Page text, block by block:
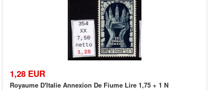
1,28 EUR
Royaume D'Italie Annexion De Fiume Lire 1,75 + 1 N